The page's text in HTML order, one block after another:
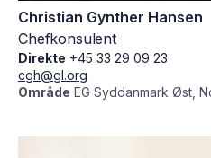
Christian Gynther Hansen
Chefkonsulent
Direkte +45 33 29 09 23
cgh@gl.org
Område EG Syddanmark Øst,